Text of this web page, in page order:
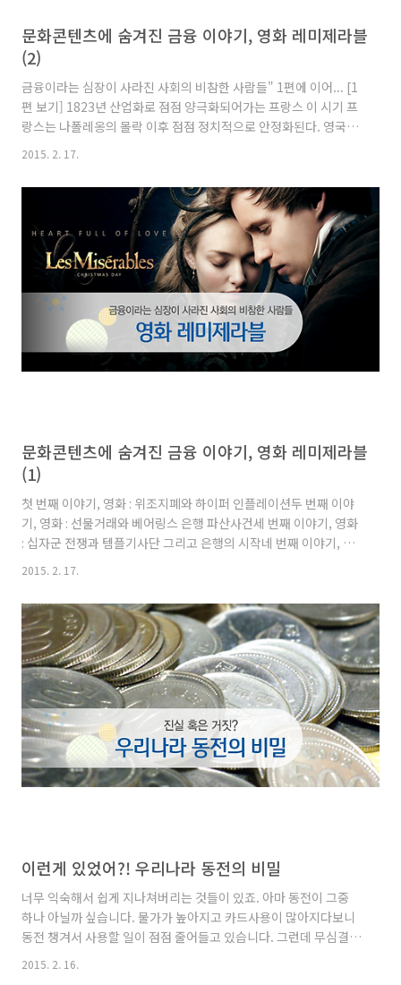
문화콘텐츠에 숨겨진 금융 이야기, 영화 레미제라블
(2)
금융이라는 심장이 사라진 사회의 비참한 사람들" 1편에 이어... [1
편 보기] 1823년 산업화로 점점 양극화되어가는 프랑스 이 시기 프
랑스는 나폴레옹의 몰락 이후 점점 정치적으로 안정화된다. 영국에
서 시작된 산업혁명의 시기를 맞아 프랑스 역시 산업화의 물결을 맞
국과 가까운 프랑스 북부 지역을 시작으로 부르주아 계급들은 이 산
업화의 물결에서 기업가로서 자리를 잡아가고 있었다. 하지만 이러
한 산업화의 물결 속에서도 빈민들의 삶은 더욱 더 비참해져갔다.
하루가 지나면 또 하루 늙어갈 뿐, 이것이 가난한 자들의 삶.주머니
에는 1주일 버틸 돈만 있어. 뼈빠지게 일하지 않으면 또 굶주릴 수밖
에 없네. 빈민들은 공장 노동자들로 흡수되기 시작했다. 하..
2015. 2. 17.
문화콘텐츠에 숨겨진 금융 이야기, 영화 레미제라블
(1)
첫 번째 이야기, 영화 : 위조지폐와 하이퍼 인플레이션두 번째 이야
기, 영화 : 선물거래와 베어링스 은행 파산사건세 번째 이야기, 영화
: 십자군 전쟁과 템플기사단 그리고 은행의 시작네 번째 이야기, 영
화 : 금융이라는 심장이 사라진 사회의 비참한 사람들 ‘부 (富)’라는
을 의미하는 지금의 웰빙 well-being에서 나왔다. 하지만 어원과
는 달리 점점 시간이 지나면서 사람들은 저마다 가지고 있는 부의
양에 따라 태어나면서부터 계층으로 나눠지게 되고, 부로 구성된 인
간 사회에 편입되지 못한 사람들은 그야말로 빈민이라는 이름으로
행복이나 건강과는 멀어진 비참한 삶을 살게 된다. 프랑스의 대문호
빅토르 위고 소설을 원작으로 하는 20..
2015. 2. 17.
이런게 있었어?! 우리나라 동전의 비밀
너무 익숙해서 쉽게 지나쳐버리는 것들이 있죠. 아마 동전이 그중
하나 아닐까 싶습니다. 물가가 높아지고 카드사용이 많아지다보니
동전 챙겨서 사용할 일이 점점 줄어들고 있습니다. 그런데 무심결에
2015. 2. 16.